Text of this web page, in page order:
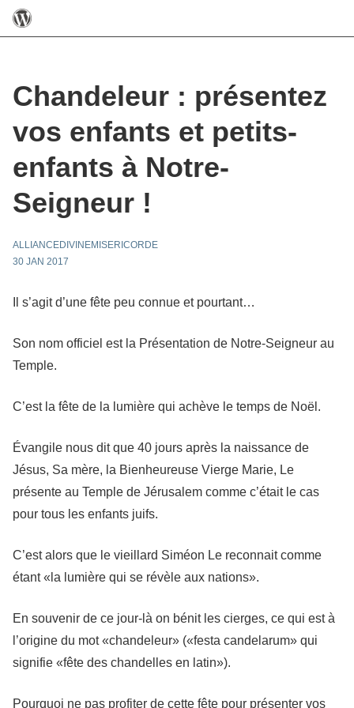
Chandeleur : présentez
vos enfants et petits-
enfants à Notre-
Seigneur !
ALLIANCEDIVINEMISERICORDE
30 JAN 2017
Il s’agit d’une fête peu connue et pourtant…
Son nom officiel est la Présentation de Notre-Seigneur au
Temple.
C’est la fête de la lumière qui achève le temps de Noël.
Évangile nous dit que 40 jours après la naissance de
Jésus, Sa mère, la Bienheureuse Vierge Marie, Le
présente au Temple de Jérusalem comme c’était le cas
pour tous les enfants juifs.
C’est alors que le vieillard Siméon Le reconnait comme
étant «la lumière qui se révèle aux nations».
En souvenir de ce jour-là on bénit les cierges, ce qui est à
l’origine du mot «chandeleur» («festa candelarum» qui
signifie «fête des chandelles en latin»).
Pourquoi ne pas profiter de cette fête pour présenter vos